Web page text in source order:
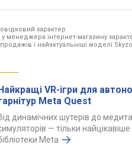
характер.
інтернет-магазину
і найактуальніші моделі
VR-ігри для
Meta Quest
динамічних шутерів до
— тільки найцікавіше
Meta.